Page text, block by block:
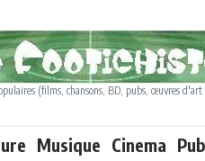
(films, chansons, BD, pubs, œuvres
Musique Cinema